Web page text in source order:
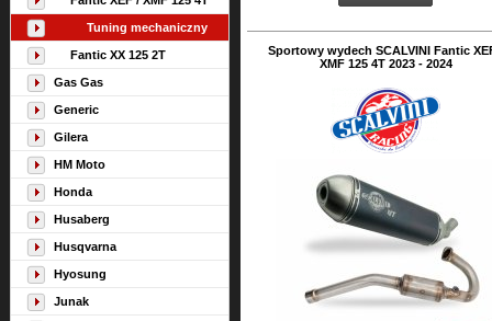
Tuning mechaniczny
Fantic XX 125 2T
Gas Gas
Generic
Gilera
HM Moto
Honda
Husaberg
Husqvarna
Hyosung
Junak
Sportowy wydech SCALVINI Fantic
XMF 125 4T 2023 - 2024